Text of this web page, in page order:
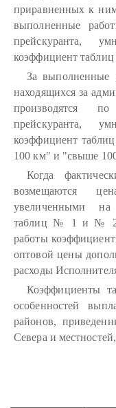
приравненных к ним
выполненные
прейскуранта,
коэффициент
За выполненные
находящихся за
производятся
прейскуранта,
коэффициент
100 км" и "свыше
Когда
возмещаются
увеличенными на
таблиц № 1 и № 2,
работы
оптовой цены
расходы
Коэффициенты
особенностей
районов,
Севера и